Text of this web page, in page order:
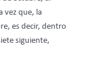
vez que, la
es decir, dentro
siguiente,